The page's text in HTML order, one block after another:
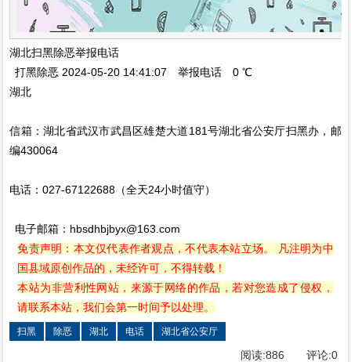
湖北扫黑除恶举报电话
打黑除恶 2024-05-20 14:41:07 举报电话 0 ℃
湖北
信箱：湖北省武汉市武昌区雄楚大道181号湖北省公安厅扫黑办，邮
编430064
电话：027-67122688（全天24小时值守）
电子邮箱：hbsdhbjbyx@163.com
免责声明：本文仅代表作者观点，不代表本站立场。 凡注明为中
国县域原创作品的，未经许可，不得转载！
本站为非营利性网站，来源于网络的作品，若对您造成了侵权，
请联系本站，我们会第一时间予以处理。
扫黑 除恶 湖北 电话 湖北省公安厅
阅读:886 评论:0